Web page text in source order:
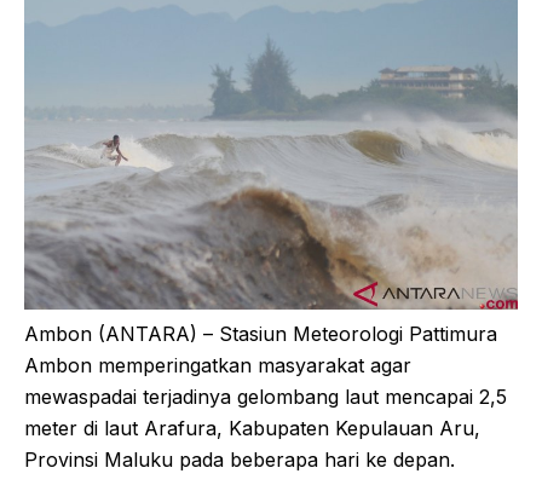
Ambon (ANTARA) – Stasiun Meteorologi Pattimura
Ambon memperingatkan masyarakat agar
mewaspadai terjadinya gelombang laut mencapai 2,5
meter di laut Arafura, Kabupaten Kepulauan Aru,
Provinsi Maluku pada beberapa hari ke depan.